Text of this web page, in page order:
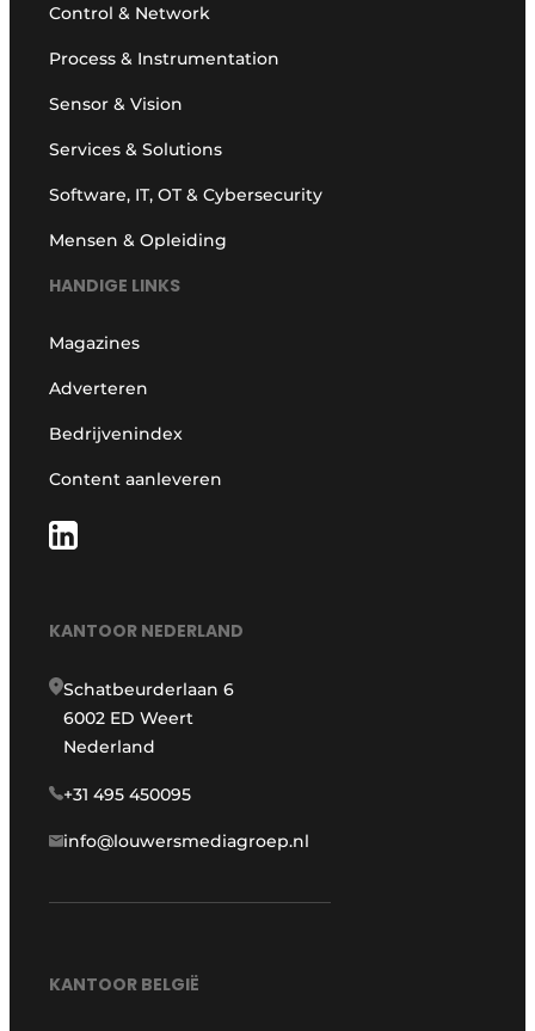
Control & Network
Process & Instrumentation
Sensor & Vision
Services & Solutions
Software, IT, OT & Cybersecurity
Mensen & Opleiding
HANDIGE LINKS
Magazines
Adverteren
Bedrijvenindex
Content aanleveren
KANTOOR NEDERLAND
Schatbeurderlaan 6
6002 ED Weert
Nederland
+31 495 450095
info@louwersmediagroep.nl
KANTOOR BELGIË